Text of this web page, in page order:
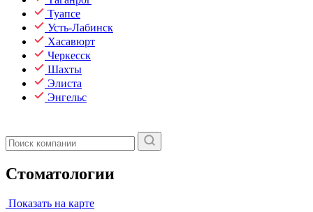
Туапсе
Усть-Лабинск
Хасавюрт
Черкесск
Шахты
Элиста
Энгельс
Стоматологии
Показать на карте